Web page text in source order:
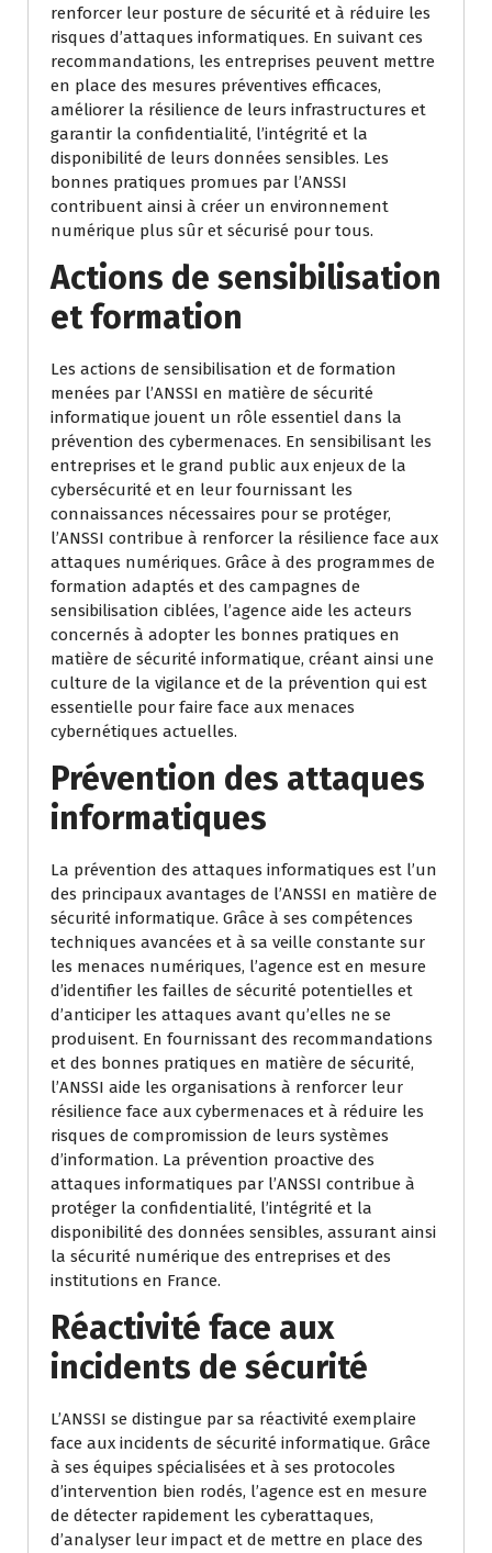
renforcer leur posture de sécurité et à réduire les
risques d’attaques informatiques. En suivant ces
recommandations, les entreprises peuvent mettre
en place des mesures préventives efficaces,
améliorer la résilience de leurs infrastructures et
garantir la confidentialité, l’intégrité et la
disponibilité de leurs données sensibles. Les
bonnes pratiques promues par l’ANSSI
contribuent ainsi à créer un environnement
numérique plus sûr et sécurisé pour tous.
Actions de sensibilisation
et formation
Les actions de sensibilisation et de formation
menées par l’ANSSI en matière de sécurité
informatique jouent un rôle essentiel dans la
prévention des cybermenaces. En sensibilisant les
entreprises et le grand public aux enjeux de la
cybersécurité et en leur fournissant les
connaissances nécessaires pour se protéger,
l’ANSSI contribue à renforcer la résilience face aux
attaques numériques. Grâce à des programmes de
formation adaptés et des campagnes de
sensibilisation ciblées, l’agence aide les acteurs
concernés à adopter les bonnes pratiques en
matière de sécurité informatique, créant ainsi une
culture de la vigilance et de la prévention qui est
essentielle pour faire face aux menaces
cybernétiques actuelles.
Prévention des attaques
informatiques
La prévention des attaques informatiques est l’un
des principaux avantages de l’ANSSI en matière de
sécurité informatique. Grâce à ses compétences
techniques avancées et à sa veille constante sur
les menaces numériques, l’agence est en mesure
d’identifier les failles de sécurité potentielles et
d’anticiper les attaques avant qu’elles ne se
produisent. En fournissant des recommandations
et des bonnes pratiques en matière de sécurité,
l’ANSSI aide les organisations à renforcer leur
résilience face aux cybermenaces et à réduire les
risques de compromission de leurs systèmes
d’information. La prévention proactive des
attaques informatiques par l’ANSSI contribue à
protéger la confidentialité, l’intégrité et la
disponibilité des données sensibles, assurant ainsi
la sécurité numérique des entreprises et des
institutions en France.
Réactivité face aux
incidents de sécurité
L’ANSSI se distingue par sa réactivité exemplaire
face aux incidents de sécurité informatique. Grâce
à ses équipes spécialisées et à ses protocoles
d’intervention bien rodés, l’agence est en mesure
de détecter rapidement les cyberattaques,
d’analyser leur impact et de mettre en place des